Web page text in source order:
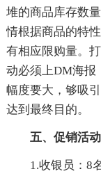
堆的商品库存数
情根据商品的特
有相应限购量。
动必须上DM海报
幅度要大，够吸
达到最终目的。
五、促销活
1.收银员：8